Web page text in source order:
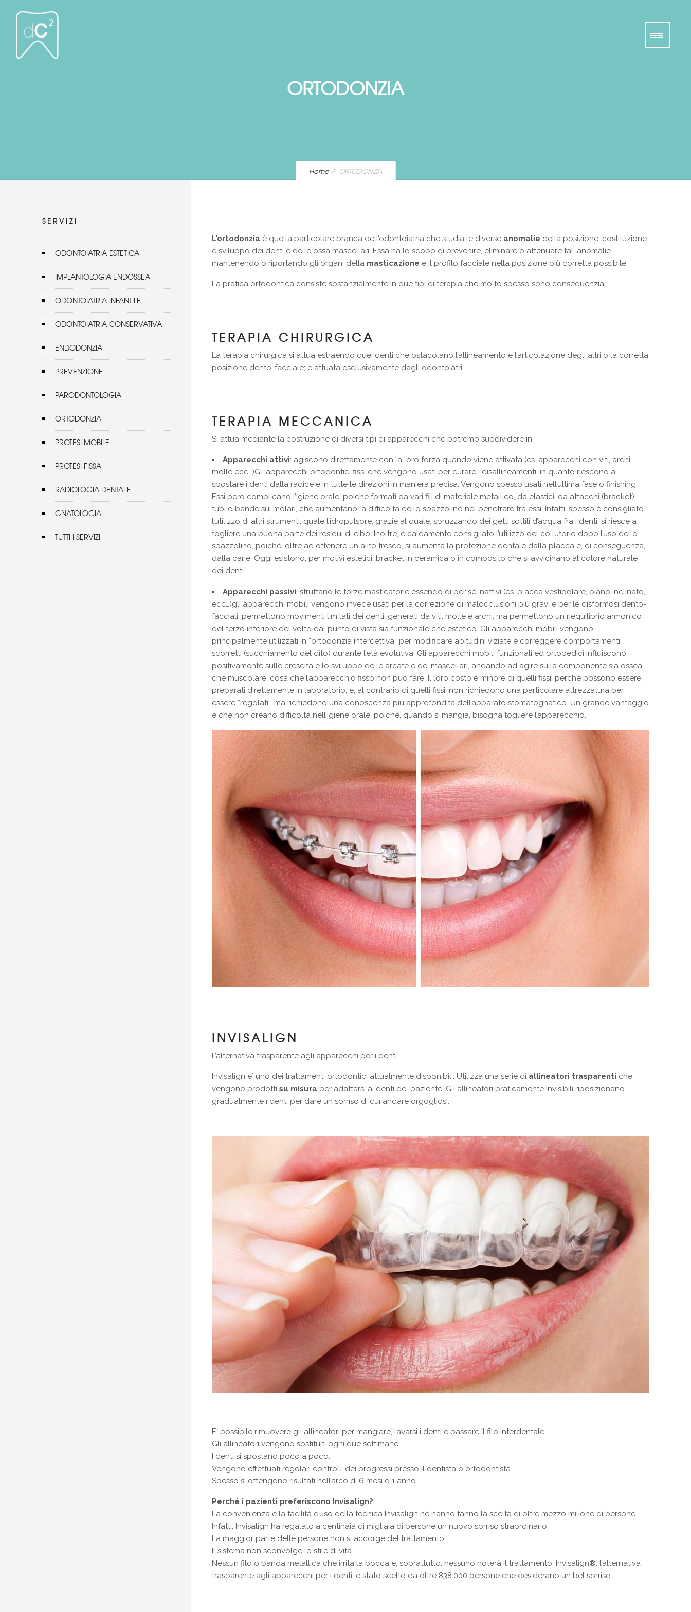
ORTODONZIA
Home ORTODONZIA
L’ortodonzia è quella particolare branca dell’odontoiatria che studia le diverse anomalie della posizione, costituzione
e sviluppo dei denti e delle ossa mascellari. Essa ha lo scopo di prevenire, eliminare o attenuare tali anomalie
mantenendo o riportando gli organi della masticazione e il profilo facciale nella posizione più corretta possibile.
La pratica ortodontica consiste sostanzialmente in due tipi di terapia che molto spesso sono consequenziali.
TERAPIA CHIRURGICA
La terapia chirurgica si attua estraendo quei denti che ostacolano l’allineamento e l’articolazione degli altri o la corretta
posizione dento-facciale; è attuata esclusivamente dagli odontoiatri.
TERAPIA MECCANICA
Si attua mediante la costruzione di diversi tipi di apparecchi che potremo suddividere in:
Apparecchi attivi: agiscono direttamente con la loro forza quando viene attivata (es. apparecchi con viti, archi,
molle ecc…)Gli apparecchi ortodontici fissi che vengono usati per curare i disallineamenti, in quanto riescono a
spostare i denti dalla radice e in tutte le direzioni in maniera precisa. Vengono spesso usati nell’ultima fase o finishing.
Essi però complicano l’igiene orale, poiché formati da vari fili di materiale metallico, da elastici, da attacchi (bracket),
tubi o bande sui molari, che aumentano la difficoltà dello spazzolino nel penetrare tra essi. Infatti, spesso è consigliato
l’utilizzo di altri strumenti, quale l’idropulsore, grazie al quale, spruzzando dei getti sottili d’acqua fra i denti, si riesce a
togliere una buona parte dei residui di cibo. Inoltre, è caldamente consigliato l’utilizzo del collutorio dopo l’uso dello
spazzolino, poiché, oltre ad ottenere un alito fresco, si aumenta la protezione dentale dalla placca e, di conseguenza,
dalla carie. Oggi esistono, per motivi estetici, bracket in ceramica o in composito che si avvicinano al colore naturale
dei denti.
Apparecchi passivi: sfruttano le forze masticatorie essendo di per sé inattivi (es. placca vestibolare, piano inclinato,
ecc…)gli apparecchi mobili vengono invece usati per la correzione di malocclusioni più gravi e per le disformosi dento-
facciali, permettono movimenti limitati dei denti, generati da viti, molle e archi, ma permettono un riequilibrio armonico
del terzo inferiore del volto dal punto di vista sia funzionale che estetico. Gli apparecchi mobili vengono
principalmente utilizzati in “ortodonzia intercettiva” per modificare abitudini viziate e correggere comportamenti
scorretti (succhiamento del dito) durante l’età evolutiva. Gli apparecchi mobili funzionali ed ortopedici influiscono
positivamente sulle crescita e lo sviluppo delle arcate e dei mascellari, andando ad agire sulla componente sia ossea
che muscolare, cosa che l’apparecchio fisso non può fare. Il loro costo è minore di quelli fissi, perché possono essere
preparati direttamente in laboratorio, e, al contrario di quelli fissi, non richiedono una particolare attrezzatura per
essere “regolati”, ma richiedono una conoscenza più approfondita dell’apparato stomatognatico. Un grande vantaggio
è che non creano difficoltà nell’igiene orale, poiché, quando si mangia, bisogna togliere l’apparecchio.
INVISALIGN
L’alternativa trasparente agli apparecchi per i denti.
Invisalign e` uno dei trattamenti ortodontici attualmente disponibili. Utilizza una serie di allineatori trasparenti che
vengono prodotti su misura per adattarsi ai denti del paziente. Gli allineatori praticamente invisibili riposizionano
gradualmente i denti per dare un sorriso di cui andare orgogliosi.
E` possibile rimuovere gli allineatori per mangiare, lavarsi i denti e passare il filo interdentale.
Gli allineatori vengono sostituiti ogni due settimane.
I denti si spostano poco a poco.
Vengono effettuati regolari controlli dei progressi presso il dentista o ortodontista.
Spesso si ottengono risultati nell’arco di 6 mesi o 1 anno.
Perché i pazienti preferiscono Invisalign?
La convenienza e la facilità d’uso della tecnica Invisalign ne hanno fanno la scelta di oltre mezzo milione di persone.
Infatti, Invisalign ha regalato a centinaia di migliaia di persone un nuovo sorriso straordinario.
La maggior parte delle persone non si accorge del trattamento.
Il sistema non sconvolge lo stile di vita.
Nessun filo o banda metallica che irrita la bocca e, soprattutto, nessuno noterà il trattamento. Invisalign®, l’alternativa
trasparente agli apparecchi per i denti, è stato scelto da oltre 838.000 persone che desiderano un bel sorriso.
SERVIZI
ODONTOIATRIA ESTETICA
IMPLANTOLOGIA ENDOSSEA
ODONTOIATRIA INFANTILE
ODONTOIATRIA CONSERVATIVA
ENDODONZIA
PREVENZIONE
PARODONTOLOGIA
ORTODONZIA
PROTESI MOBILE
PROTESI FISSA
RADIOLOGIA DENTALE
GNATOLOGIA
TUTTI I SERVIZI